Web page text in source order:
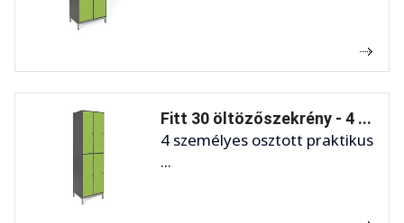
Fitt 30 öltözőszekrény - 4 ...
4 személyes osztott praktikus
...